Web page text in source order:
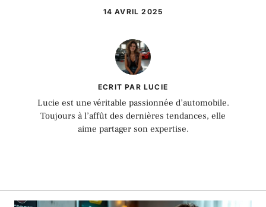
14 AVRIL 2025
ECRIT PAR LUCIE
Lucie est une véritable passionnée d’automobile.
Toujours à l’affût des dernières tendances, elle
aime partager son expertise.